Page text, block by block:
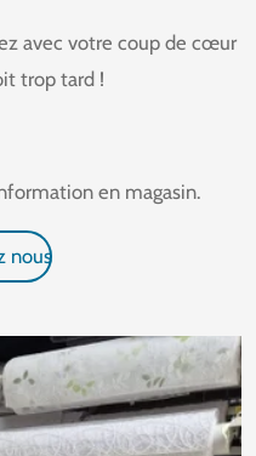
avec votre coup de cœur
trop tard !
en magasin.
nous